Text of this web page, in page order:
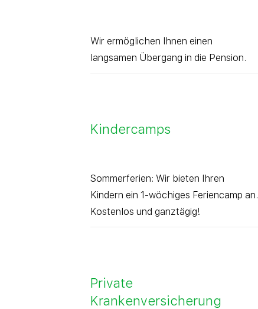
Wir ermöglichen Ihnen einen
langsamen Übergang in die Pension.
Kindercamps
Sommerferien: Wir bieten Ihren
Kindern ein 1-wöchiges Feriencamp an.
Kostenlos und ganztägig!
Private
Krankenversicherung